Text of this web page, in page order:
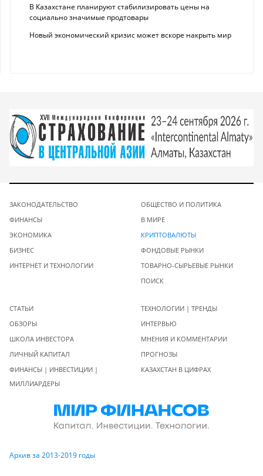
В Казахстане планируют стабилизировать цены на
социально значимые продтовары
Новый экономический кризис может вскоре накрыть мир
ЗАКОНОДАТЕЛЬСТВО
ФИНАНСЫ
ЭКОНОМИКА
БИЗНЕС
ИНТЕРНЕТ И ТЕХНОЛОГИИ
ОБЩЕСТВО И ПОЛИТИКА
В МИРЕ
КРИПТОВАЛЮТЫ
ФОНДОВЫЕ РЫНКИ
ТОВАРНО-СЫРЬЕВЫЕ РЫНКИ
ПОИСК
СТАТЬИ
ОБЗОРЫ
ШКОЛА ИНВЕСТОРА
ЛИЧНЫЙ КАПИТАЛ
ФИНАНСЫ | ИНВЕСТИЦИИ |
МИЛЛИАРДЕРЫ
ТЕХНОЛОГИИ | ТРЕНДЫ
ИНТЕРВЬЮ
МНЕНИЯ И КОММЕНТАРИИ
ПРОГНОЗЫ
КАЗАХСТАН В ЦИФРАХ
Архив за 2013-2019 годы